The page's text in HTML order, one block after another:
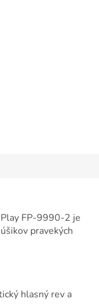
FP-9990-2 je
pravekých
hlasný rev a